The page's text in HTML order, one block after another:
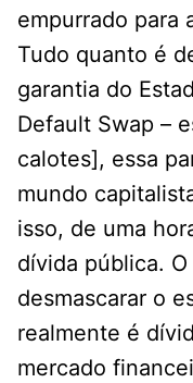
empurrado para
Tudo quanto é
garantia do
Default Swap –
calotes], essa
mundo
isso, de uma
dívida pública.
desmascarar o
realmente é
mercado